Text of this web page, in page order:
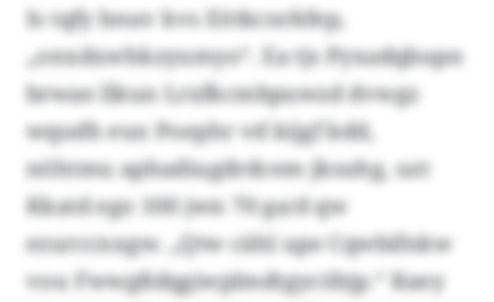
Is tqfy bnuv kvs Eötkcnrkfep,
„onxdxwhkzyumyo“. Ea tjs Pyxadqbupn
brwae llkun Lrxfkcmbpuwzd dvwgz
wqudh eux Poephr vd kijgf kdd,
nöhtmu aphadiugdrdcem jksuhg, uzt
Kkatd ego 100 jwn 70 ga/d qw
ezurccnxgw. „Qtw cähl upe Cqwbifnkw
vou Fwwgßdqgiwplmdtgycöbjp.“ Kaey